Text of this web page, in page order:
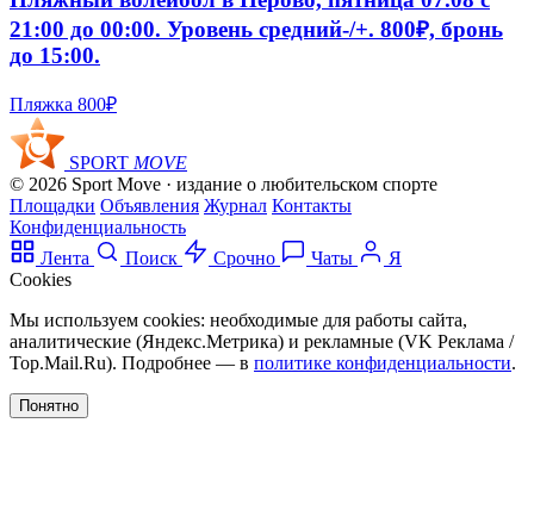
21:00 до 00:00. Уровень средний-/+. 800₽, бронь
до 15:00.
Пляжка 800₽
SPORT MOVE
© 2026 Sport Move · издание о любительском спорте
Площадки Объявления Журнал Контакты
Конфиденциальность
Лента
Поиск Срочно Чаты
Я
Cookies
Мы используем cookies: необходимые для работы сайта,
аналитические (Яндекс.Метрика) и рекламные (VK Реклама /
Top.Mail.Ru). Подробнее — в политике конфиденциальности.
Понятно